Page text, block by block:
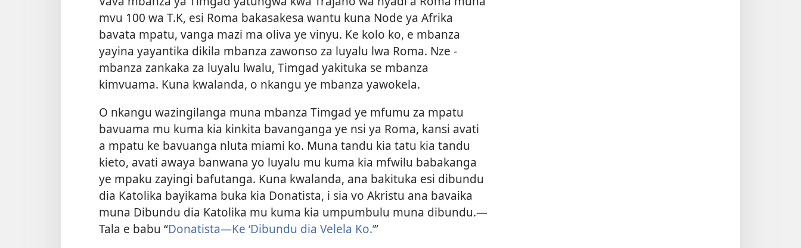
mvu 100 wa T.K, esi Roma bakasakesa wantu kuna Node ya Afrika
bavata mpatu, vanga mazi ma oliva ye vinyu. Ke kolo ko, e mbanza
yayina yayantika dikila mbanza zawonso za luyalu lwa Roma. Nze ­
mbanza zankaka za luyalu lwalu, Timgad yakituka se mbanza
kimvuama. Kuna kwalanda, o nkangu ye mbanza yawokela.
O nkangu wazingilanga muna mbanza Timgad ye mfumu za mpatu
bavuama mu kuma kia kinkita bavanganga ye nsi ya Roma, kansi avati
a mpatu ke bavuanga nluta miami ko. Muna tandu kia tatu kia tandu
kieto, avati awaya banwana yo luyalu mu kuma kia mfwilu babakanga
ye mpaku zayingi bafutanga. Kuna kwalanda, ana bakituka esi dibundu
dia Katolika bayikama buka kia Donatista, i sia vo Akristu ana bavaika
muna Dibundu dia Katolika mu kuma kia umpumbulu muna dibundu.—
Tala e babu “Donatista—Ke ‘Dibundu dia Velela Ko.’”